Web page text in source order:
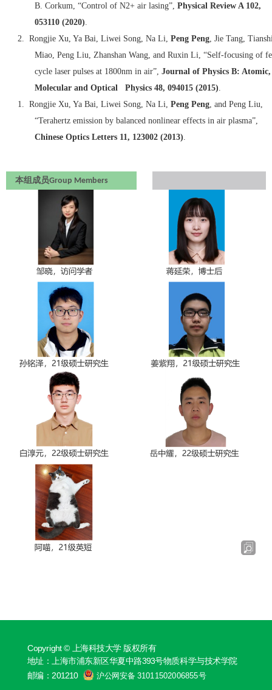
B. Corkum, “Control of N2+ air lasing”, Physical Review A 102,
053110 (2020)
2.
Rongjie Xu, Ya Bai, Liwei Song, Na Li, Peng Peng , Jie Tang,
Miao, Peng Liu, Zhanshan Wang, and Ruxin Li, “Self-focusing of
cycle laser pulses at 1800nm in air”, Journal of Physics B: Atomic,
Molecular and Optical Physics 48, 094015 (2015)
1.
Rongjie Xu, Ya Bai, Liwei Song, Na Li, Peng Peng , and Peng Liu,
“Terahertz emission by balanced nonlinear effects in air plasma”,
Chinese Optics Letters 11, 123002 (2013)
本组成员Group Members
Copyright © 上海科技大学 版权所有
地址：上海市浦东新区华夏中路393号物质科学与技术学院
邮编：201210 沪公网安备 31011502006855号